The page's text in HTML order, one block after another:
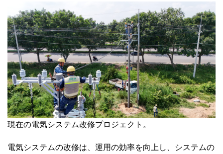
現在の電気システム改修プロジェクト。
電気システムの改修は、運用の効率を向上し、システムの